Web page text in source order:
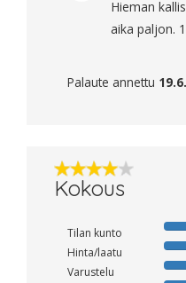
Hieman
aika paljon.
Palaute annettu
Kokous
Tilan kunto
Hinta/laatu
Varustelu